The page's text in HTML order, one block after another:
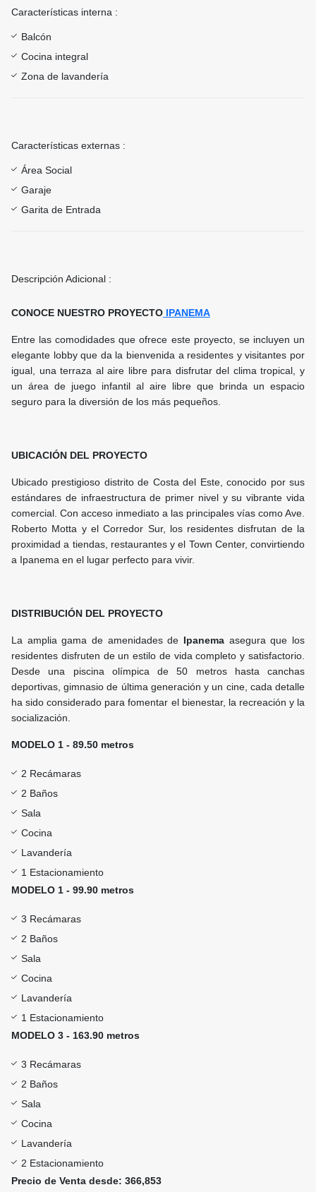
Características interna :
Balcón
Cocina integral
Zona de lavandería
Características externas :
Área Social
Garaje
Garita de Entrada
Descripción Adicional :
CONOCE NUESTRO PROYECTO IPANEMA
Entre las comodidades que ofrece este proyecto, se incluyen un
elegante lobby que da la bienvenida a residentes y visitantes por
igual, una terraza al aire libre para disfrutar del clima tropical, y
un área de juego infantil al aire libre que brinda un espacio
seguro para la diversión de los más pequeños.
UBICACIÓN DEL PROYECTO
Ubicado prestigioso distrito de Costa del Este, conocido por sus
estándares de infraestructura de primer nivel y su vibrante vida
comercial. Con acceso inmediato a las principales vías como Ave.
Roberto Motta y el Corredor Sur, los residentes disfrutan de la
proximidad a tiendas, restaurantes y el Town Center, convirtiendo
a Ipanema en el lugar perfecto para vivir.
DISTRIBUCIÓN DEL PROYECTO
La amplia gama de amenidades de Ipanema asegura que los
residentes disfruten de un estilo de vida completo y satisfactorio.
Desde una piscina olímpica de 50 metros hasta canchas
deportivas, gimnasio de última generación y un cine, cada detalle
ha sido considerado para fomentar el bienestar, la recreación y la
socialización.
MODELO 1 - 89.50 metros
2 Recámaras
2 Baños
Sala
Cocina
Lavandería
1 Estacionamiento
MODELO 1 - 99.90 metros
3 Recámaras
2 Baños
Sala
Cocina
Lavandería
1 Estacionamiento
MODELO 3 - 163.90 metros
3 Recámaras
2 Baños
Sala
Cocina
Lavandería
2 Estacionamiento
Precio de Venta desde: 366,853